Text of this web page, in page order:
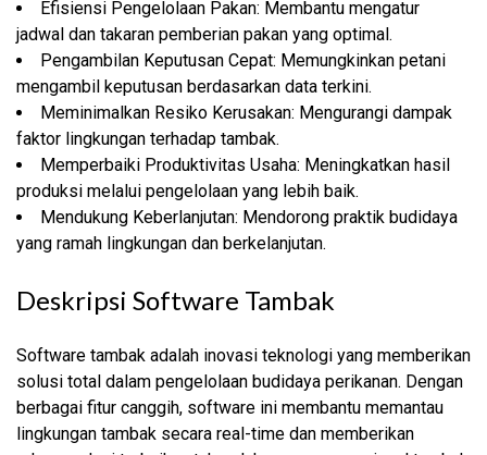
Efisiensi Pengelolaan Pakan: Membantu mengatur
jadwal dan takaran pemberian pakan yang optimal.
Pengambilan Keputusan Cepat: Memungkinkan petani
mengambil keputusan berdasarkan data terkini.
Meminimalkan Resiko Kerusakan: Mengurangi dampak
faktor lingkungan terhadap tambak.
Memperbaiki Produktivitas Usaha: Meningkatkan hasil
produksi melalui pengelolaan yang lebih baik.
Mendukung Keberlanjutan: Mendorong praktik budidaya
yang ramah lingkungan dan berkelanjutan.
Deskripsi Software Tambak
Software tambak adalah inovasi teknologi yang memberikan
solusi total dalam pengelolaan budidaya perikanan. Dengan
berbagai fitur canggih, software ini membantu memantau
lingkungan tambak secara real-time dan memberikan